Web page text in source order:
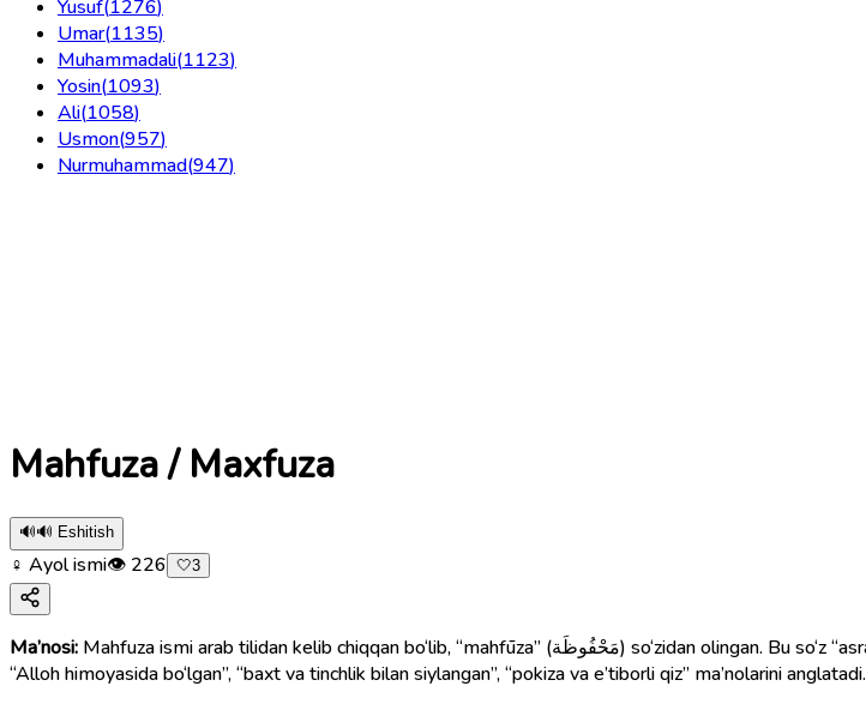
Yusuf(1276)
Umar(1135)
Muhammadali(1123)
Yosin(1093)
Ali(1058)
Usmon(957)
Nurmuhammad(947)
Mahfuza / Maxfuza
🔊🔊 Eshitish
♀ Ayol ismi👁 226 🤍3
Ma’nosi: Mahfuza ismi arab tilidan kelib chiqqan bo‘lib, “mahfūza” (مَحْفُوظَة) so‘zidan olingan. Bu so‘z “asralgan”, “himoyalangan”, “saqlangan” degan ma’nolarni bildiradi. Shu sababli Mahfuza ismi
“Alloh himoyasida bo‘lgan”, “baxt va tinchlik bilan siylangan”, “pokiza va e’tiborli qiz” ma’nolarini anglatadi.